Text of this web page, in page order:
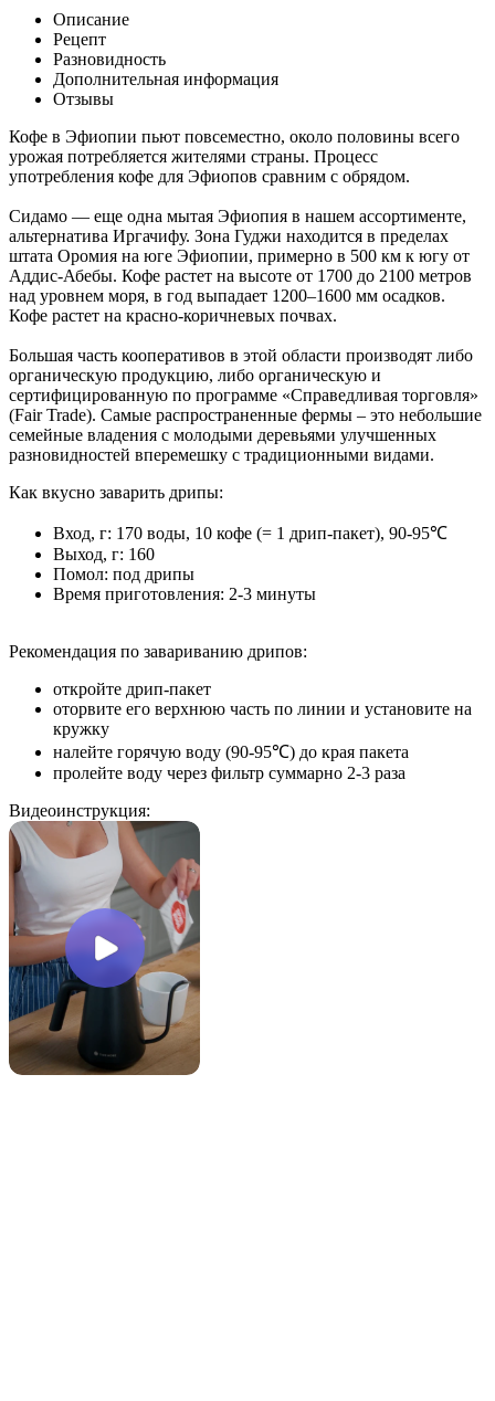
Описание
Рецепт
Разновидность
Дополнительная информация
Отзывы
Кофе в Эфиопии пьют повсеместно, около половины всего
урожая потребляется жителями страны. Процесс
употребления кофе для Эфиопов сравним с обрядом.
Сидамо — еще одна мытая Эфиопия в нашем ассортименте,
альтернатива Иргачифу. Зона Гуджи находится в пределах
штата Оромия на юге Эфиопии, примерно в 500 км к югу от
Аддис-Абебы. Кофе растет на высоте от 1700 до 2100 метров
над уровнем моря, в год выпадает 1200–1600 мм осадков.
Кофе растет на красно-коричневых почвах.
Большая часть кооперативов в этой области производят либо
органическую продукцию, либо органическую и
сертифицированную по программе «Справедливая торговля»
(Fair Trade). Самые распространенные фермы – это небольшие
семейные владения с молодыми деревьями улучшенных
разновидностей вперемешку с традиционными видами.
Как вкусно заварить дрипы:
Вход, г: 170 воды, 10 кофе (= 1 дрип-пакет), 90-95℃
Выход, г: 160
Помол: под дрипы
Время приготовления: 2-3 минуты
Рекомендация по завариванию дрипов:
откройте дрип-пакет
оторвите его верхнюю часть по линии и установите на
кружку
налейте горячую воду (90-95℃) до края пакета
пролейте воду через фильтр суммарно 2-3 раза
Видеоинструкция: